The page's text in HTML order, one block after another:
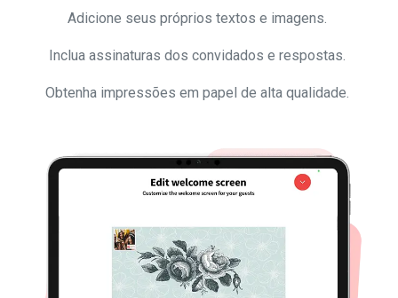
Adicione seus próprios textos e imagens.
Inclua assinaturas dos convidados e respostas.
Obtenha impressões em papel de alta qualidade.